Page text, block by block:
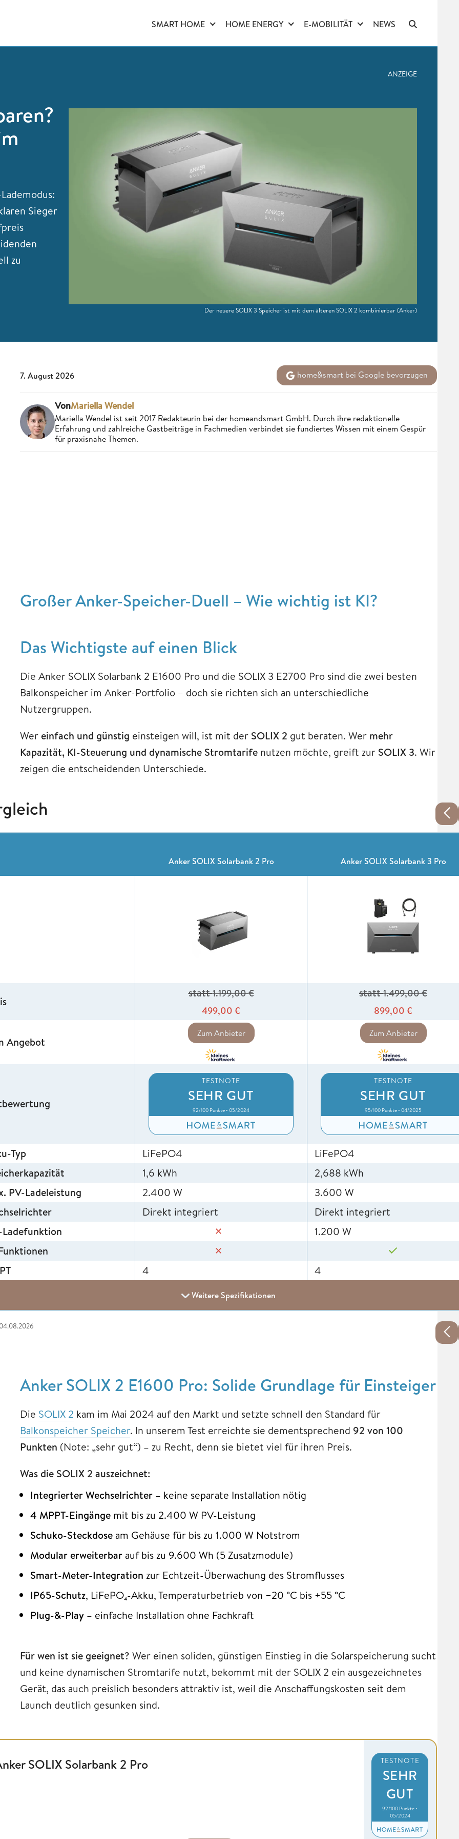
SMART HOME HOME ENERGY E-MOBILITÄT NEWS
ANZEIGE
Sieger
zu
Der neuere SOLIX 3 Speicher ist mit dem älteren SOLIX 2 kombinierbar(Anker)
7. August 2026 home&smart bei Google bevorzugen
VonMariella Wendel
Mariella Wendel ist seit 2017 Redakteurin bei der homeandsmart GmbH. Durch ihre redaktionelle
Erfahrung und zahlreiche Gastbeiträge in Fachmedien verbindet sie fundiertes Wissen mit einem Gespür
für praxisnahe Themen.
Großer Anker-Speicher-Duell – Wie wichtig ist KI?
Das Wichtigste auf einen Blick
Die Anker SOLIX Solarbank 2 E1600 Pro und die SOLIX 3 E2700 Pro sind die zwei besten
Balkonspeicher im Anker-Portfolio – doch sie richten sich an unterschiedliche
Nutzergruppen.
Wer einfach und günstig einsteigen will, ist mit der SOLIX 2 gut beraten. Wer mehr
Kapazität, KI-Steuerung und dynamische Stromtarifenutzen möchte, greift zur SOLIX 3. Wir
zeigen die entscheidenden Unterschiede.
Anker SOLIX Solarbank 2 Pro Anker SOLIX Solarbank 3 Pro
statt1.199,00€
499,00 €
statt1.499,00€
899,00 €
Angebot
Zum Anbieter Zum Anbieter
TESTNOTE
SEHR GUT
92/100 Punkte • 05/2024
TESTNOTE
SEHR GUT
95/100 Punkte • 04/2025
Typ LiFePO4
LiFePO4
1,6 kWh
2,688 kWh
PV-Ladeleistung
2.400 W
3.600 W
Direkt integriert
Direkt integriert
✕
1.200 W
✕
4 4
Weitere Spezifikationen
Anker SOLIX 2 E1600 Pro: Solide Grundlage für Einsteiger
Die SOLIX 2 kam im Mai 2024 auf den Markt und setzte schnell den Standard für
Balkonspeicher Speicher. In unserem Test erreichte sie dementsprechend 92 von 100
Punkten (Note: „sehr gut“) – zu Recht, denn sie bietet viel für ihren Preis.
Was die SOLIX 2 auszeichnet:
Integrierter Wechselrichter– keine separate Installation nötig
4 MPPT-Eingängemit bis zu 2.400 W PV-Leistung
Schuko-Steckdoseam Gehäuse für bis zu 1.000 W Notstrom
Modular erweiterbarauf bis zu 9.600 Wh (5 Zusatzmodule)
Smart-Meter-Integration zur Echtzeit-Überwachung des Stromflusses
IP65-Schutz, LiFePO₄-Akku, Temperaturbetrieb von −20 °C bis +55 °C
Plug-&-Play– einfache Installation ohne Fachkraft
Für wen ist sie geeignet? Wer einen soliden, günstigen Einstieg in die Solarspeicherung sucht
und keine dynamischen Stromtarife nutzt, bekommt mit der SOLIX 2 ein ausgezeichnetes
Gerät, das auch preislich besonders attraktiv ist, weil die Anschaffungskosten seit dem
Launch deutlich gesunken sind.
SOLIX Solarbank 2 Pro TESTNOTE
SEHR
GUT
92/100 Punkte •
05/2024